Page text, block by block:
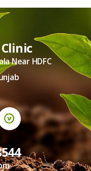
Near HDFC